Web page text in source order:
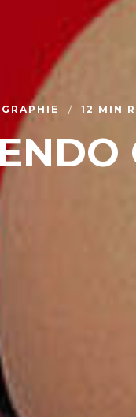
12 MIN